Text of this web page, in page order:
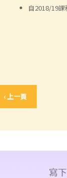
自2018/19
‹ 上一頁